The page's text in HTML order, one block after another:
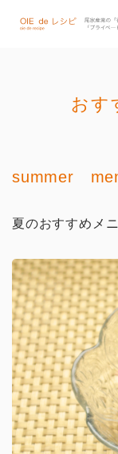
おす
summer
夏のおすすめメ